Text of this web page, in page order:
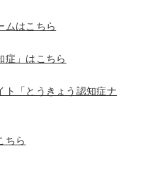
はこちら
症」はこちら
ト「とうきょう認知症ナ
ちら